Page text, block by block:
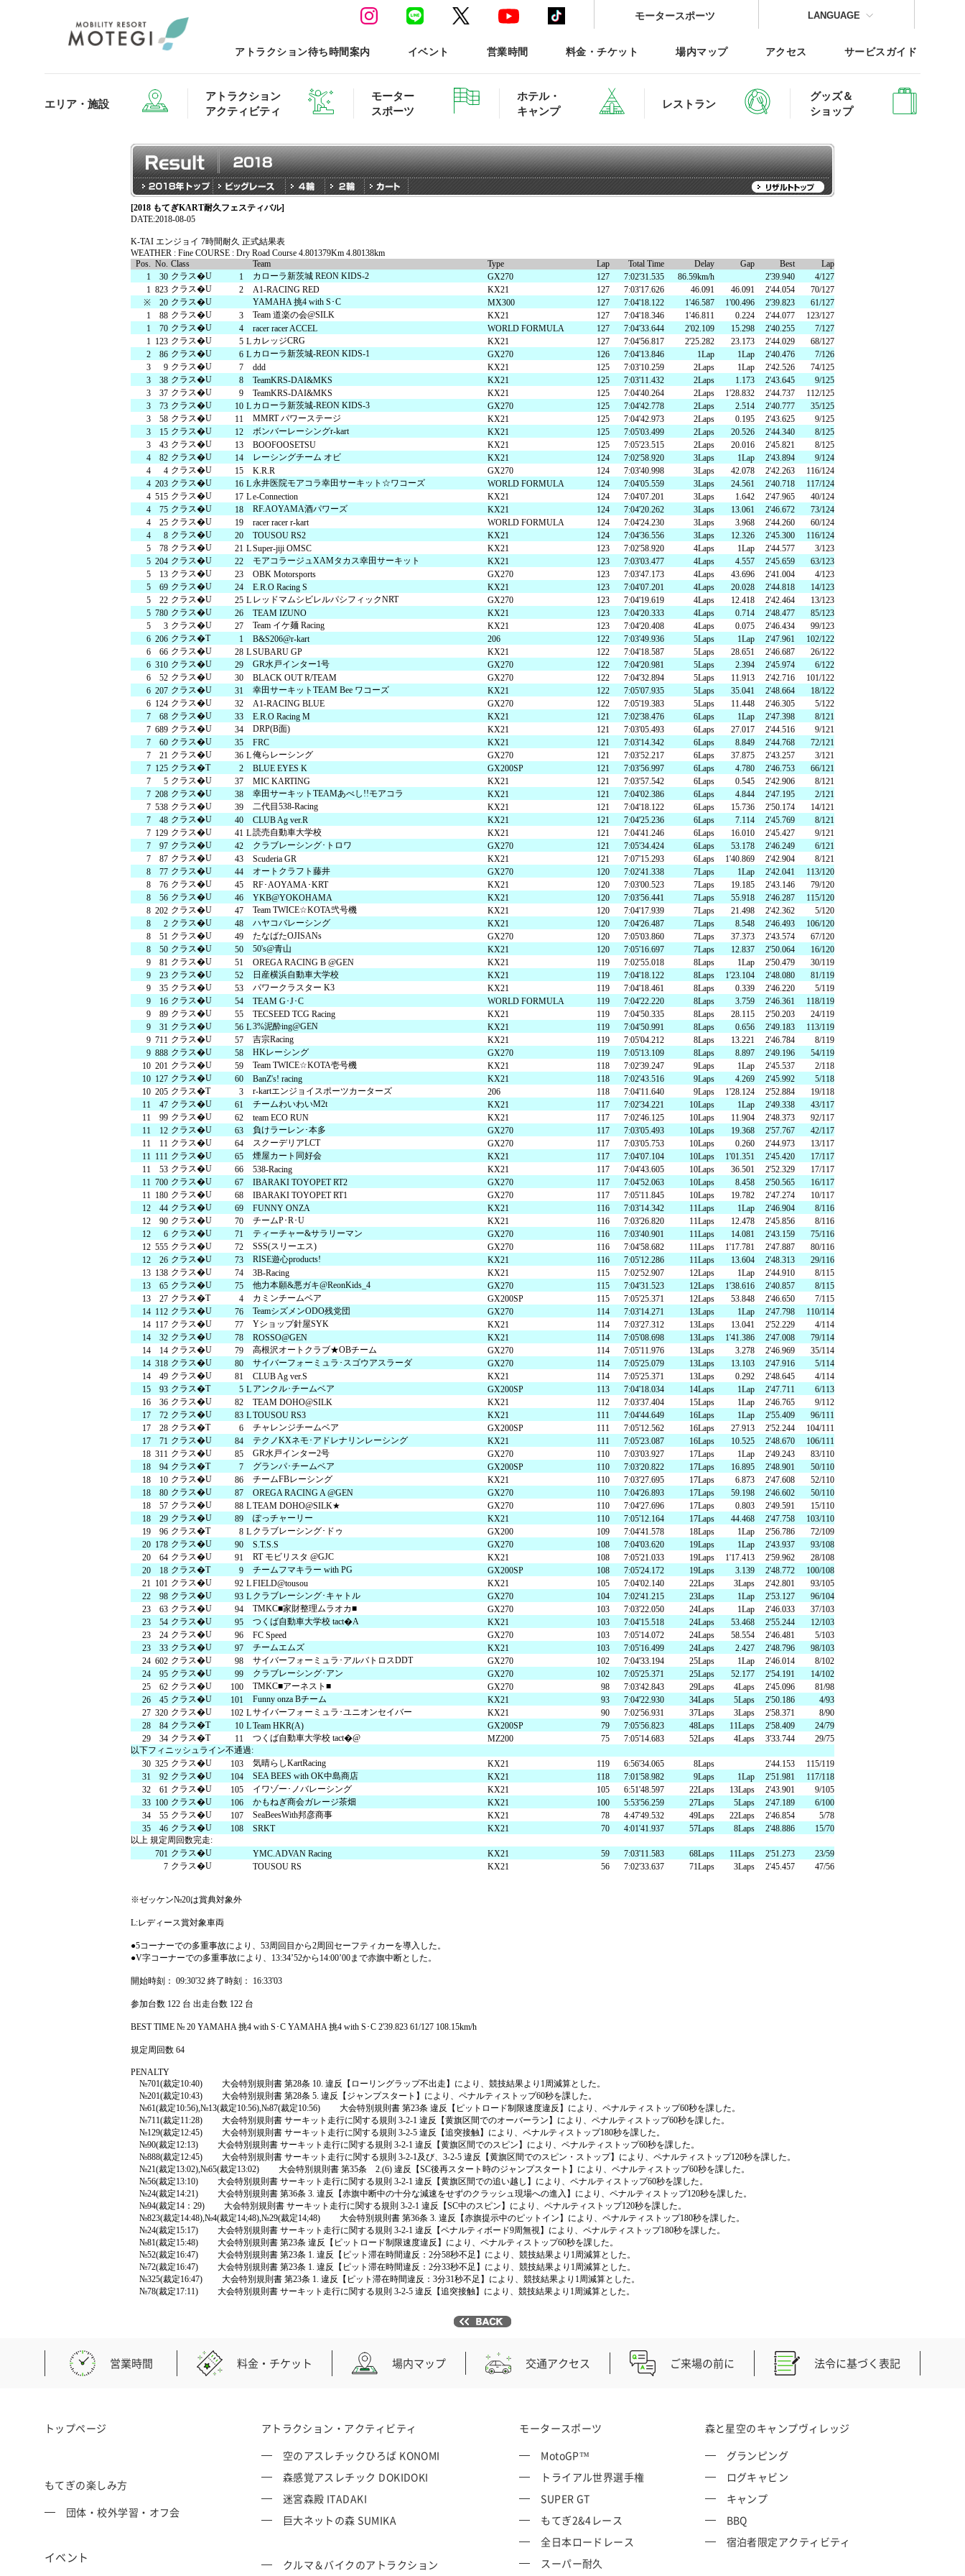
モータースポーツ LANGUAGE
アトラクション待ち時間案内 イベント 営業時間 料金・チケット 場内マップ アクセス サービスガイド
エリア・施設
アトラクション
アクティビティ
モーター
スポーツ
ホテル・
キャンプ
レストラン
グッズ＆
ショップ
エリア・施設TOP
ハローウッズ 森と星空のキャンプヴィレッジ ホテル
モータースポーツ ホンダコレクションホール 交通教育センターもてぎ
アトラクション・アクティビティTOP
森感覚アスレチック DOKIDOKI 巨大ネットの森 SUMIKA
空のアスレチックひろば KONOMI アクティビティ（自然体験・キャンプ）
クルマ＆
バイクのアトラクション
大人も楽しめるレーシングカート 森の空中散歩（ジップライン） もてぎの楽しみ方
トライアル世界選手権 SUPER GT
もてぎ2&4レース スーパー耐久
アジアロードレース選手権 全日本トライアル 全日本カート サーキットを走る（走行体験・レース参戦・スクール）
JOY耐 K-TAI Motoフェスティバル もてぎチャンピオンカップ
もてぎロードレース もてぎショートコース もてぎカートレース ジムカーナ
交通教育センターもてぎ スクール・走行会 2輪 スクール・走行会 4輪 MCoM会員 レースオフィシャル募集
ホテルTOP
プレミアムステイルーム スーペリアファミリー
スタンダードルーム のぞみの湯
森のレストラン MARCHERANT
森と星空のキャンプヴィレッジTOP
グランピング ログキャビン・林間サイト
BBQ 期間限定スペシャルプラン
ハローウッズサイトTOP
ハローウッズキャンプ
アクティビティ（自然体験・キャン
プ）
レストランTOP
カフェテリア オーク 森のキッチン どんぐり
グランツーリスモカフェ
グッズ＆ショップTOP
グッズ・ショップ情報
[2018 もてぎKART耐久フェスティバル]
DATE:2018-08-05
K-TAI エンジョイ 7時間耐久 正式結果表
WEATHER : Fine COURSE : Dry Road Course 4.801379Km 4.80138km
Pos. No. Class Team Type Lap Total Time Delay Gap Best
Lap
1
30 クラス�U 1 カローラ新茨城 REON KIDS-2 GX270 127 7:02'31.535 86.59km/h 2'39.940
4/127
1 823 クラス�U 2 A1-RACING RED KX21 127 7:03'17.626 46.091 46.091 2'44.054
70/127
※
20 クラス�U YAMAHA 挑4 with S･C MX300 127 7:04'18.122 1'46.587 1'00.496 2'39.823
61/127
1
88 クラス�U 3 Team 道楽の会@SILK KX21 127 7:04'18.346 1'46.811 0.224 2'44.077
123/127
1
70 クラス�U 4 racer racer ACCEL WORLD FORMULA 127 7:04'33.644 2'02.109 15.298 2'40.255
7/127
1 123 クラス�U 5 L カレッジCRG KX21 127 7:04'56.817 2'25.282 23.173 2'44.029
68/127
2
86 クラス�U 6 L カローラ新茨城-REON KIDS-1 GX270 126 7:04'13.846 1Lap 1Lap 2'40.476
7/126
3
9 クラス�U 7 ddd KX21 125 7:03'10.259 2Laps 1Lap 2'42.526
74/125
3
38 クラス�U 8 TeamKRS-DAI&MKS KX21 125 7:03'11.432 2Laps 1.173 2'43.645
9/125
3
37 クラス�U 9 TeamKRS-DAI&MKS KX21 125 7:04'40.264 2Laps 1'28.832 2'44.737
112/125
3
73 クラス�U 10 L カローラ新茨城-REON KIDS-3 GX270 125 7:04'42.778 2Laps 2.514 2'40.777
35/125
3
58 クラス�U 11 MMRT パワーステージ KX21 125 7:04'42.973 2Laps 0.195 2'43.625
9/125
3
15 クラス�U 12 ボンバーレーシングr-kart KX21 125 7:05'03.499 2Laps 20.526 2'44.340
8/125
3
43 クラス�U 13 BOOFOOSETSU KX21 125 7:05'23.515 2Laps 20.016 2'45.821
8/125
4
82 クラス�U 14 レーシングチーム オビ KX21 124 7:02'58.920 3Laps 1Lap 2'43.894
9/124
4
4 クラス�U 15 K.R.R GX270 124 7:03'40.998 3Laps 42.078 2'42.263
116/124
4 203 クラス�U 16 L永井医院モアコラ幸田サーキット☆ワコーズ WORLD FORMULA 124 7:04'05.559 3Laps 24.561 2'40.718
117/124
4 515 クラス�U 17 Le-Connection KX21 124 7:04'07.201 3Laps 1.642 2'47.965
40/124
4
75 クラス�U 18 RF.AOYAMA酒パワーズ KX21 124 7:04'20.262 3Laps 13.061 2'46.672
73/124
4
25 クラス�U 19 racer racer r-kart WORLD FORMULA 124 7:04'24.230 3Laps 3.968 2'44.260
60/124
4
8 クラス�U 20 TOUSOU RS2 KX21 124 7:04'36.556 3Laps 12.326 2'45.300
116/124
5
78 クラス�U 21 LSuper-jiji OMSC KX21 123 7:02'58.920 4Laps 1Lap 2'44.577
3/123
5 204 クラス�U 22 モアコラージュXAMタカス幸田サーキット KX21 123 7:03'03.477 4Laps 4.557 2'45.659
63/123
5
13 クラス�U 23 OBK Motorsports GX270 123 7:03'47.173 4Laps 43.696 2'41.004
4/123
5
69 クラス�U 24 E.R.O Racing S KX21 123 7:04'07.201 4Laps 20.028 2'44.818
14/123
5
22 クラス�U 25 L レッドマムシビレルパシフィックNRT GX270 123 7:04'19.619 4Laps 12.418 2'42.464
13/123
5 780 クラス�U 26 TEAM IZUNO KX21 123 7:04'20.333 4Laps 0.714 2'48.477
85/123
5
3 クラス�U 27 Team イケ麺 Racing KX21 123 7:04'20.408 4Laps 0.075 2'46.434
99/123
6 206 クラス�T 1 B&S206@r-kart 206 122 7:03'49.936 5Laps 1Lap 2'47.961
102/122
6
66 クラス�U 28 LSUBARU GP KX21 122 7:04'18.587 5Laps 28.651 2'46.687
26/122
6 310 クラス�U 29 GR水戸インター1号 GX270 122 7:04'20.981 5Laps 2.394 2'45.974
6/122
6
52 クラス�U 30 BLACK OUT R/TEAM GX270 122 7:04'32.894 5Laps 11.913 2'42.716
101/122
6 207 クラス�U 31 幸田サーキットTEAM Bee ワコーズ KX21 122 7:05'07.935 5Laps 35.041 2'48.664
18/122
6 124 クラス�U 32 A1-RACING BLUE GX270 122 7:05'19.383 5Laps 11.448 2'46.305
5/122
7
68 クラス�U 33 E.R.O Racing M KX21 121 7:02'38.476 6Laps 1Lap 2'47.398
8/121
7 689 クラス�U 34 DRP(B面) KX21 121 7:03'05.493 6Laps 27.017 2'44.516
9/121
7
60 クラス�U 35 FRC KX21 121 7:03'14.342 6Laps 8.849 2'44.768
72/121
7
21 クラス�U 36 L俺らレーシング GX270 121 7:03'52.217 6Laps 37.875 2'43.257
3/121
7 125 クラス�T 2 BLUE EYES K GX200SP 121 7:03'56.997 6Laps 4.780 2'46.753
66/121
7
5 クラス�U 37 MIC KARTING KX21 121 7:03'57.542 6Laps 0.545 2'42.906
8/121
7 208 クラス�U 38 幸田サーキットTEAMあべし!!モアコラ KX21 121 7:04'02.386 6Laps 4.844 2'47.195
2/121
7 538 クラス�U 39 二代目538-Racing KX21 121 7:04'18.122 6Laps 15.736 2'50.174
14/121
7
48 クラス�U 40 CLUB Ag ver.R KX21 121 7:04'25.236 6Laps 7.114 2'45.769
8/121
7 129 クラス�U 41 L読売自動車大学校 KX21 121 7:04'41.246 6Laps 16.010 2'45.427
9/121
7
97 クラス�U 42 クラブレーシング･トロワ GX270 121 7:05'34.424 6Laps 53.178 2'46.249
6/121
7
87 クラス�U 43 Scuderia GR KX21 121 7:07'15.293 6Laps 1'40.869 2'42.904
8/121
8
77 クラス�U 44 オートクラフト藤井 GX270 120 7:02'41.338 7Laps 1Lap 2'42.041
113/120
8
76 クラス�U 45 RF･AOYAMA･KRT KX21 120 7:03'00.523 7Laps 19.185 2'43.146
79/120
8
56 クラス�U 46 YKB@YOKOHAMA KX21 120 7:03'56.441 7Laps 55.918 2'46.287
115/120
8 202 クラス�U 47 Team TWICE☆KOTA弐号機 KX21 120 7:04'17.939 7Laps 21.498 2'42.362
5/120
8
2 クラス�U 48 ハヤコバレーシング KX21 120 7:04'26.487 7Laps 8.548 2'46.493
106/120
8
51 クラス�U 49 たなばたOJISANs GX270 120 7:05'03.860 7Laps 37.373 2'43.574
67/120
8
50 クラス�U 50 50's@青山 KX21 120 7:05'16.697 7Laps 12.837 2'50.064
16/120
9
81 クラス�U 51 OREGA RACING B @GEN KX21 119 7:02'55.018 8Laps 1Lap 2'50.479
30/119
9
23 クラス�U 52 日産横浜自動車大学校 KX21 119 7:04'18.122 8Laps 1'23.104 2'48.080
81/119
9
35 クラス�U 53 パワークラスター K3 KX21 119 7:04'18.461 8Laps 0.339 2'46.220
5/119
9
16 クラス�U 54 TEAM G･J･C WORLD FORMULA 119 7:04'22.220 8Laps 3.759 2'46.361
118/119
9
89 クラス�U 55 TECSEED TCG Racing KX21 119 7:04'50.335 8Laps 28.115 2'50.203
24/119
9
31 クラス�U 56 L3%泥酔ing@GEN KX21 119 7:04'50.991 8Laps 0.656 2'49.183
113/119
9 711 クラス�U 57 吉宗Racing KX21 119 7:05'04.212 8Laps 13.221 2'46.784
8/119
9 888 クラス�U 58 HKレーシング GX270 119 7:05'13.109 8Laps 8.897 2'49.196
54/119
10 201 クラス�U 59 Team TWICE☆KOTA壱号機 KX21 118 7:02'39.247 9Laps 1Lap 2'45.537
2/118
10 127 クラス�U 60 BanZ's! racing KX21 118 7:02'43.516 9Laps 4.269 2'45.992
5/118
10 205 クラス�T 3 r-kartエンジョイスポーツカーターズ 206 118 7:04'11.640 9Laps 1'28.124 2'52.884
19/118
11
47 クラス�U 61 チームわいわいM2t KX21 117 7:02'34.221 10Laps 1Lap 2'49.338
43/117
11
99 クラス�U 62 team ECO RUN KX21 117 7:02'46.125 10Laps 11.904 2'48.373
92/117
11
12 クラス�U 63 負けラーレン･本多 GX270 117 7:03'05.493 10Laps 19.368 2'57.767
42/117
11
11 クラス�U 64 スクーデリアLCT GX270 117 7:03'05.753 10Laps 0.260 2'44.973
13/117
11 111 クラス�U 65 煙屋カート同好会 KX21 117 7:04'07.104 10Laps 1'01.351 2'45.420
17/117
11
53 クラス�U 66 538-Racing KX21 117 7:04'43.605 10Laps 36.501 2'52.329
17/117
11 700 クラス�U 67 IBARAKI TOYOPET RT2 GX270 117 7:04'52.063 10Laps 8.458 2'50.565
16/117
11 180 クラス�U 68 IBARAKI TOYOPET RT1 GX270 117 7:05'11.845 10Laps 19.782 2'47.274
10/117
12
44 クラス�U 69 FUNNY ONZA KX21 116 7:03'14.342 11Laps 1Lap 2'46.904
8/116
12
90 クラス�U 70 チームP･R･U KX21 116 7:03'26.820 11Laps 12.478 2'45.856
8/116
12
6 クラス�U 71 ティーチャー&サラリーマン GX270 116 7:03'40.901 11Laps 14.081 2'43.159
75/116
12 555 クラス�U 72 SSS(スリーエス) GX270 116 7:04'58.682 11Laps 1'17.781 2'47.887
80/116
12
26 クラス�U 73 RISE遊心products! KX21 116 7:05'12.286 11Laps 13.604 2'48.313
29/116
13 138 クラス�U 74 3B-Racing KX21 115 7:02'52.907 12Laps 1Lap 2'44.910
8/115
13
65 クラス�U 75 他力本願&悪ガキ@ReonKids_4 GX270 115 7:04'31.523 12Laps 1'38.616 2'40.857
8/115
13
27 クラス�T 4 カミンチームベア GX200SP 115 7:05'25.371 12Laps 53.848 2'46.650
7/115
14 112 クラス�U 76 TeamシズメンODO残党団 GX270 114 7:03'14.271 13Laps 1Lap 2'47.798
110/114
14 117 クラス�U 77 Yショップ針屋SYK KX21 114 7:03'27.312 13Laps 13.041 2'52.229
4/114
14
32 クラス�U 78 ROSSO@GEN KX21 114 7:05'08.698 13Laps 1'41.386 2'47.008
79/114
14
14 クラス�U 79 高根沢オートクラブ★OBチーム GX270 114 7:05'11.976 13Laps 3.278 2'46.969
35/114
14 318 クラス�U 80 サイバーフォーミュラ･スゴウアスラーダ GX270 114 7:05'25.079 13Laps 13.103 2'47.916
5/114
14
49 クラス�U 81 CLUB Ag ver.S KX21 114 7:05'25.371 13Laps 0.292 2'48.645
4/114
15
93 クラス�T 5 L アンクル･チームベア GX200SP 113 7:04'18.034 14Laps 1Lap 2'47.711
6/113
16
36 クラス�U 82 TEAM DOHO@SILK KX21 112 7:03'37.404 15Laps 1Lap 2'46.765
9/112
17
72 クラス�U 83 LTOUSOU RS3 KX21 111 7:04'44.649 16Laps 1Lap 2'55.409
96/111
17
28 クラス�T 6 チャレンジチームベア GX200SP 111 7:05'12.562 16Laps 27.913 2'52.244
104/111
17
71 クラス�U 84 テクノKXネモ･アドレナリンレーシング KX21 111 7:05'23.087 16Laps 10.525 2'48.670
106/111
18 311 クラス�U 85 GR水戸インター2号 GX270 110 7:03'03.927 17Laps 1Lap 2'49.243
83/110
18
94 クラス�T 7 グランパ･チームベア GX200SP 110 7:03'20.822 17Laps 16.895 2'48.901
50/110
18
10 クラス�U 86 チームFBレーシング KX21 110 7:03'27.695 17Laps 6.873 2'47.608
52/110
18
80 クラス�U 87 OREGA RACING A @GEN GX270 110 7:04'26.893 17Laps 59.198 2'46.602
50/110
18
57 クラス�U 88 LTEAM DOHO@SILK★ GX270 110 7:04'27.696 17Laps 0.803 2'49.591
15/110
18
29 クラス�U 89 ぽっチャーリー KX21 110 7:05'12.164 17Laps 44.468 2'47.758
103/110
19
96 クラス�T 8 L クラブレーシング･ドゥ GX200 109 7:04'41.578 18Laps 1Lap 2'56.786
72/109
20 178 クラス�U 90 S.T.S.S GX270 108 7:04'03.620 19Laps 1Lap 2'43.937
93/108
20
64 クラス�U 91 RT モビリスタ @GJC KX21 108 7:05'21.033 19Laps 1'17.413 2'59.962
28/108
20
18 クラス�T 9 チームフマキラー with PG GX200SP 108 7:05'24.172 19Laps 3.139 2'48.772
100/108
21 101 クラス�U 92 LFIELD@tousou KX21 105 7:04'02.140 22Laps 3Laps 2'42.801
93/105
22
98 クラス�U 93 L クラブレーシング･キャトル GX270 104 7:02'41.215 23Laps 1Lap 2'53.127
96/104
23
63 クラス�U 94 TMKC■家財整理ムラオカ■ GX270 103 7:03'22.050 24Laps 1Lap 2'46.033
37/103
23
54 クラス�U 95 つくば自動車大学校 tact�A KX21 103 7:04'15.518 24Laps 53.468 2'55.244
12/103
23
24 クラス�U 96 FC Speed GX270 103 7:05'14.072 24Laps 58.554 2'46.481
5/103
23
33 クラス�U 97 チームエムズ KX21 103 7:05'16.499 24Laps 2.427 2'48.796
98/103
24 602 クラス�U 98 サイバーフォーミュラ･アルバトロスDDT GX270 102 7:04'33.194 25Laps 1Lap 2'46.014
8/102
24
95 クラス�U 99 クラブレーシング･アン GX270 102 7:05'25.371 25Laps 52.177 2'54.191
14/102
25
62 クラス�U 100 TMKC■アーネスト■ GX270 98 7:03'42.843 29Laps 4Laps 2'45.096
81/98
26
45 クラス�U 101 Funny onza Bチーム KX21 93 7:04'22.930 34Laps 5Laps 2'50.186
4/93
27 320 クラス�U 102 Lサイバーフォーミュラ･ユニオンセイバー KX21 90 7:02'56.931 37Laps 3Laps 2'58.371
8/90
28
84 クラス�T 10 LTeam HKR(A) GX200SP 79 7:05'56.823 48Laps 11Laps 2'58.409
24/79
29
34 クラス�T 11 つくば自動車大学校 tact�@ MZ200 75 7:05'14.683 52Laps 4Laps 3'33.744
29/75
以下フィニッシュライン不通過:
30 325 クラス�U 103 気晴らしKartRacing KX21 119 6:56'34.065 8Laps 2'44.153
115/119
31
92 クラス�U 104 SEA BEES with OK中島商店 KX21 118 7:01'58.982 9Laps 1Lap 2'51.981
117/118
32
61 クラス�U 105 イワゾー･ノバレーシング KX21 105 6:51'48.597 22Laps 13Laps 2'43.901
9/105
33 100 クラス�U 106 かもねぎ商会ガレージ茶畑 KX21 100 5:53'56.259 27Laps 5Laps 2'47.189
6/100
34
55 クラス�U 107 SeaBeesWith邦彦商事 KX21 78 4:47'49.532 49Laps 22Laps 2'46.854
5/78
35
46 クラス�U 108 SRKT KX21 70 4:01'41.937 57Laps 8Laps 2'48.886
15/70
以上 規定周回数完走:
701 クラス�U YMC.ADVAN Racing KX21 59 7:03'11.583 68Laps 11Laps 2'51.273
23/59
7 クラス�U TOUSOU RS KX21 56 7:02'33.637 71Laps 3Laps 2'45.457 47/56
※ゼッケン№20は賞典対象外
L:レディース賞対象車両
●5コーナーでの多重事故により、53周回目から2周回セーフティカーを導入した。
●V字コーナーでの多重事故により、13:34’52から14:00’00まで赤旗中断とした。
開始時刻： 09:30'32 終了時刻： 16:33'03
参加台数 122 台 出走台数 122 台
BEST TIME № 20 YAMAHA 挑4 with S･C YAMAHA 挑4 with S･C 2'39.823 61/127 108.15km/h
規定周回数 64
PENALTY
№701(裁定10:40) 大会特別規則書 第28条 10. 違反【ローリングラップ不出走】により、競技結果より1周減算とした。
№201(裁定10:43) 大会特別規則書 第28条 5. 違反【ジャンプスタート】により、ペナルティストップ60秒を課した。
№61(裁定10:56),№13(裁定10:56),№87(裁定10:56) 大会特別規則書 第23条 違反【ピットロード制限速度違反】により、ペナルティストップ60秒を課した。
№711(裁定11:28) 大会特別規則書 サーキット走行に関する規則 3-2-1 違反【黄旗区間でのオーバーラン】により、ペナルティストップ60秒を課した。
№129(裁定12:45) 大会特別規則書 サーキット走行に関する規則 3-2-5 違反【追突接触】により、ペナルティストップ180秒を課した。
№90(裁定12:13) 大会特別規則書 サーキット走行に関する規則 3-2-1 違反【黄旗区間でのスピン】により、ペナルティストップ60秒を課した。
№888(裁定12:45) 大会特別規則書 サーキット走行に関する規則 3-2-1及び、3-2-5 違反【黄旗区間でのスピン・ストップ】により、ペナルティストップ120秒を課した。
№21(裁定13:02),№65(裁定13:02) 大会特別規則書 第35条 2.(6) 違反【SC後再スタート時のジャンプスタート】により、ペナルティストップ60秒を課した。
№56(裁定13:10) 大会特別規則書 サーキット走行に関する規則 3-2-1 違反【黄旗区間での追い越し】により、ペナルティストップ60秒を課した。
№24(裁定14:21) 大会特別規則書 第36条 3. 違反【赤旗中断中の十分な減速をせずのクラッシュ現場への進入】により、ペナルティストップ120秒を課した。
№94(裁定14：29) 大会特別規則書 サーキット走行に関する規則 3-2-1 違反【SC中のスピン】により、ペナルティストップ120秒を課した。
№823(裁定14:48),№4(裁定14;48),№29(裁定14;48) 大会特別規則書 第36条 3. 違反【赤旗提示中のピットイン】により、ペナルティストップ180秒を課した。
№24(裁定15:17) 大会特別規則書 サーキット走行に関する規則 3-2-1 違反【ペナルティボード9周無視】により、ペナルティストップ180秒を課した。
№81(裁定15:48) 大会特別規則書 第23条 違反【ピットロード制限速度違反】により、ペナルティストップ60秒を課した。
№52(裁定16:47) 大会特別規則書 第23条 1. 違反【ピット滞在時間違反：2分58秒不足】により、競技結果より1周減算とした。
№72(裁定16:47) 大会特別規則書 第23条 1. 違反【ピット滞在時間違反：2分33秒不足】により、競技結果より1周減算とした。
№325(裁定16:47) 大会特別規則書 第23条 1. 違反【ピット滞在時間違反：3分31秒不足】により、競技結果より1周減算とした。
№78(裁定17:11) 大会特別規則書 サーキット走行に関する規則 3-2-5 違反【追突接触】により、競技結果より1周減算とした。
営業時間 料金・チケット 場内マップ 交通アクセス ご来場の前に 法令に基づく表記
トップページ
もてぎの楽しみ方
団体・校外学習・オフ会
イベント
アトラクション・アクティビティ
空のアスレチックひろば KONOMI
森感覚アスレチック DOKIDOKI
迷宮森殿 ITADAKI
巨大ネットの森 SUMIKA
クルマ＆バイクのアトラクション
モータースポーツ
MotoGP™
トライアル世界選手権
SUPER GT
もてぎ2&4レース
全日本ロードレース
スーパー耐久
森と星空のキャンプヴィレッジ
グランピング
ログキャビン
キャンプ
BBQ
宿泊者限定アクティビティ